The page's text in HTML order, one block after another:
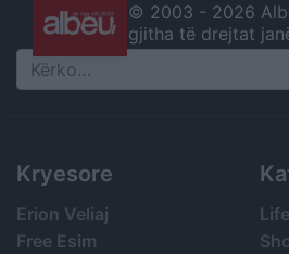
© 2003 - 2026
gjitha të drejtat
Search
Kryesore
Erion Veliaj
Free Esim